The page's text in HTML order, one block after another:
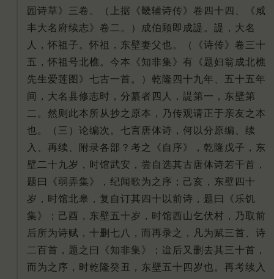
园诗草》三卷。（上据《畿辅诗传》卷四十四、《咸
丰大名府续志》卷二。）成伯顾即成諟。諟，大名
人，怀祖子。怀祖，东壁妻父也。（《诗传》卷三十
五，怀祖号北樵。今本《知非集》有《题妇翁成北樵
先生爱莲图》七古一首。）乾隆四十九年、五十五年
间，大名县修志时，分纂者四人，諟第一，东壁第
二。然则此本所从抄之原本，乃传观请正于亲友之本
也。（三）论编次。七言唐体诗，何以分原编、续
入、再续、附录各部？考之《自序》，乾隆戊子，东
壁二十九岁，时馆武安，尝自选其古唐体诗若干首，
题曰《弱弄集》，纪闻歌为之序；己亥，东壁四十
岁，时馆北皋，复自订其四十以前诗，题曰《乐饥
集》；己酉，东壁五十岁，时馆西山乞伏村，乃取前
后所为诗赋，十删七八，而再录之，凡为赋三首、诗
二百首，题之曰《知非集》；迨后又删去其三十首，
而为之序，时乾隆癸丑，东壁五十四岁也。再考续入